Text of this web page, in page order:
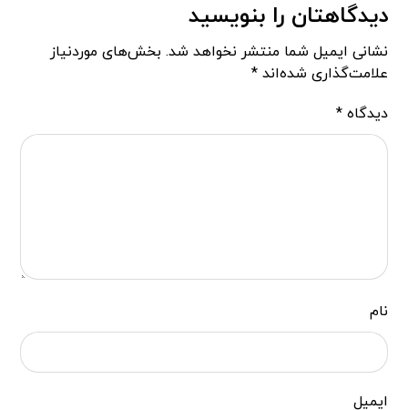
دیدگاهتان را بنویسید
نشانی ایمیل شما منتشر نخواهد شد. بخش‌های موردنیاز
علامت‌گذاری شده‌اند*
دیدگاه*
نام
ایمیل